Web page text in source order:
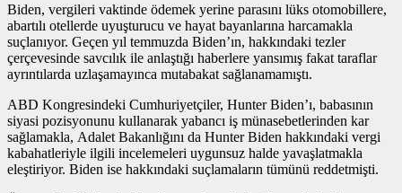
Biden, vergileri vaktinde ödemek yerine parasını lüks otomobillere,
abartılı otellerde uyuşturucu ve hayat bayanlarına harcamakla
suçlanıyor. Geçen yıl temmuzda Biden’ın, hakkındaki tezler
çerçevesinde savcılık ile anlaştığı haberlere yansımış fakat taraflar
ayrıntılarda uzlaşamayınca mutabakat sağlanamamıştı.
ABD Kongresindeki Cumhuriyetçiler, Hunter Biden’ı, babasının
siyasi pozisyonunu kullanarak yabancı iş münasebetlerinden kar
sağlamakla, Adalet Bakanlığını da Hunter Biden hakkındaki vergi
kabahatleriyle ilgili incelemeleri uygunsuz halde yavaşlatmakla
eleştiriyor. Biden ise hakkındaki suçlamaların tümünü reddetmişti.